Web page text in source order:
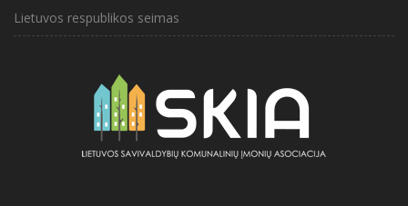
Lietuvos respublikos seimas